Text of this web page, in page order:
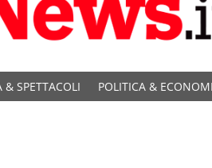
& SPETTACOLI POLITICA &